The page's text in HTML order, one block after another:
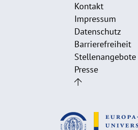
Kontakt
Impressum
Datenschutz
Barrierefreiheit
Stellenangebote
Presse